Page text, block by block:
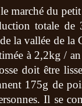
marché du
totale de
la vallée de la
à 2,2kg /
doit être
175g de
Il se